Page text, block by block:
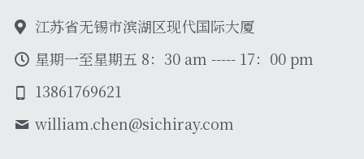
江苏省无锡市滨湖区现代国际大厦
星期一至星期五 8：30 am ----- 17：00 pm
13861769621
william.chen@sichiray.com